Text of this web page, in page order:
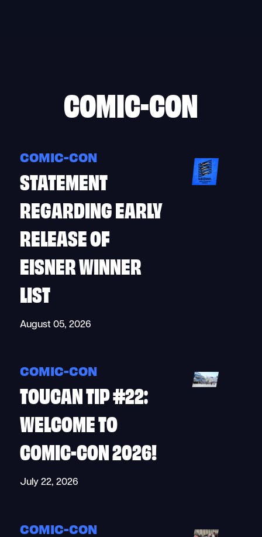
COMIC-CON
COMIC-CON
STATEMENT
REGARDING EARLY
RELEASE OF
EISNER WINNER
LIST
August 05, 2026
COMIC-CON
TOUCAN TIP #22:
WELCOME TO
COMIC-CON 2026!
July 22, 2026
COMIC-CON